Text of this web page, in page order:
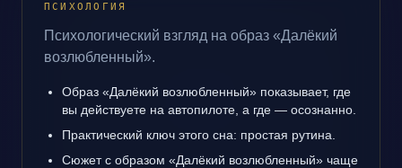
ПСИХОЛОГИЯ
Психологический взгляд на образ «Далёкий
возлюбленный».
Образ «Далёкий возлюбленный» показывает, где
вы действуете на автопилоте, а где — осознанно.
Практический ключ этого сна: простая рутина.
Сюжет с образом «Далёкий возлюбленный» чаще